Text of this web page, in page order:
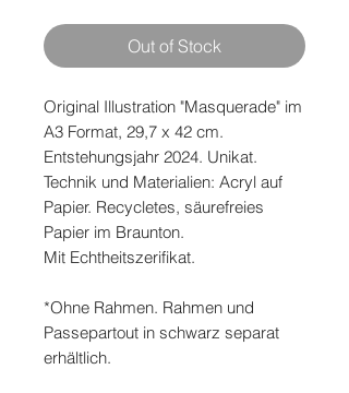
Out of Stock
Original Illustration "Masquerade" im
A3 Format, 29,7 x 42 cm.
Entstehungsjahr 2024. Unikat.
Technik und Materialien: Acryl auf
Papier. Recycletes, säurefreies
Papier im Braunton.
Mit Echtheitszerifikat.
*Ohne Rahmen. Rahmen und
Passepartout in schwarz separat
erhältlich.